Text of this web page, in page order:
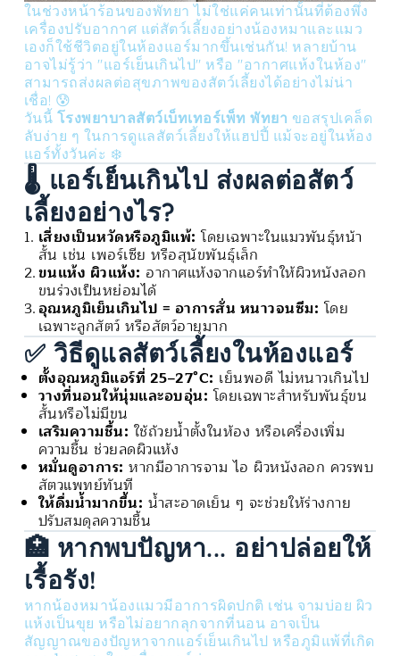
ในช่วงหน้าร้อนของพัทยา ไม่ใช่แค่คนเท่านั้นที่ต้องพึ่ง
เครื่องปรับอากาศ แต่สัตว์เลี้ยงอย่างน้องหมาและแมว
เองก็ใช้ชีวิตอยู่ในห้องแอร์มากขึ้นเช่นกัน! หลายบ้าน
อาจไม่รู้ว่า "แอร์เย็นเกินไป" หรือ "อากาศแห้งในห้อง"
สามารถส่งผลต่อสุขภาพของสัตว์เลี้ยงได้อย่างไม่น่า
เชื่อ! 😰
วันนี้ โรงพยาบาลสัตว์เบ็ทเทอร์เพ็ท พัทยา ขอสรุปเคล็ด
ลับง่าย ๆ ในการดูแลสัตว์เลี้ยงให้แฮปปี้ แม้จะอยู่ในห้อง
แอร์ทั้งวันค่ะ ❄️
🌡️ แอร์เย็นเกินไป ส่งผลต่อสัตว์
เลี้ยงอย่างไร?
เสี่ยงเป็นหวัดหรือภูมิแพ้: โดยเฉพาะในแมวพันธุ์หน้า
สั้น เช่น เพอร์เซีย หรือสุนัขพันธุ์เล็ก
ขนแห้ง ผิวแห้ง: อากาศแห้งจากแอร์ทำให้ผิวหนังลอก
ขนร่วงเป็นหย่อมได้
อุณหภูมิเย็นเกินไป = อาการสั่น หนาวจนซึม: โดย
เฉพาะลูกสัตว์ หรือสัตว์อายุมาก
✅ วิธีดูแลสัตว์เลี้ยงในห้องแอร์
ตั้งอุณหภูมิแอร์ที่ 25–27°C: เย็นพอดี ไม่หนาวเกินไป
วางที่นอนให้นุ่มและอบอุ่น: โดยเฉพาะสำหรับพันธุ์ขน
สั้นหรือไม่มีขน
เสริมความชื้น: ใช้ถ้วยน้ำตั้งในห้อง หรือเครื่องเพิ่ม
ความชื้น ช่วยลดผิวแห้ง
หมั่นดูอาการ: หากมีอาการจาม ไอ ผิวหนังลอก ควรพบ
สัตวแพทย์ทันที
ให้ดื่มน้ำมากขึ้น: น้ำสะอาดเย็น ๆ จะช่วยให้ร่างกาย
ปรับสมดุลความชื้น
🏥 หากพบปัญหา... อย่าปล่อยให้
เรื้อรัง!
หากน้องหมาน้องแมวมีอาการผิดปกติ เช่น จามบ่อย ผิว
แห้งเป็นขุย หรือไม่อยากลุกจากที่นอน อาจเป็น
สัญญาณของปัญหาจากแอร์เย็นเกินไป หรือภูมิแพ้ที่เกิด